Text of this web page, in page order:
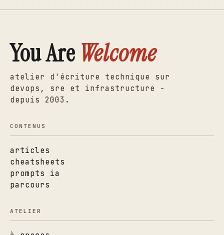
You Are Welcome
atelier d'écriture technique sur
devops, sre et infrastructure -
depuis 2003.
CONTENUS
articles
cheatsheets
prompts ia
parcours
ATELIER